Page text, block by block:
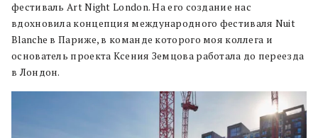
фестиваль Art Night London. На его создание нас
вдохновила концепция международного фестиваля Nuit
Blanche в Париже, в команде которого моя коллега и
основатель проекта Ксения Земцова работала до переезда
в Лондон.